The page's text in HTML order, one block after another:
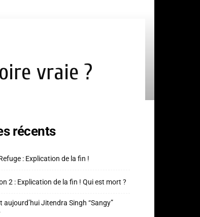
vraie ?
récents
: Explication de la fin !
2 : Explication de la fin ! Qui est mort ?
aujourd’hui Jitendra Singh “Sangy”